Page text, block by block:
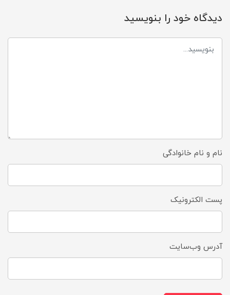
دیدگاه خود را بنویسید
نام و نام خانوادگی
پست الکترونیک
آدرس وب‌سایت